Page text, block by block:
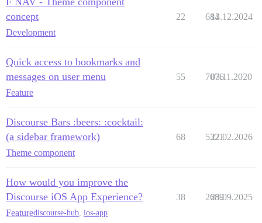
concept
Development
22 684
13.12.2024
Quick access to bookmarks and
messages on user menu
Feature
55 7076
03.11.2020
Discourse Bars :beers: :cocktail:
(a sidebar framework)
Theme component
68 5321
22.02.2026
How would you improve the
Discourse iOS App Experience?
Featurediscourse-hub, ios-app
38 2689
25.09.2025